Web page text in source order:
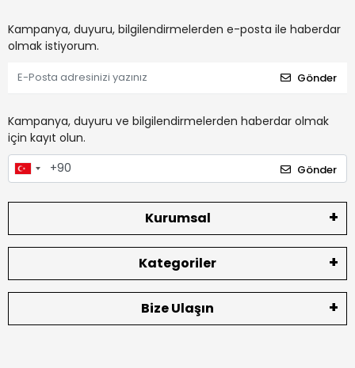
Kampanya, duyuru, bilgilendirmelerden e-posta ile haberdar
olmak istiyorum.
Gönder
Kampanya, duyuru ve bilgilendirmelerden haberdar olmak
için kayıt olun.
Gönder
Kurumsal
Kategoriler
Bize Ulaşın